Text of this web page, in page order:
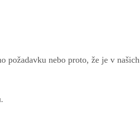
požadavku nebo proto, že je v našich